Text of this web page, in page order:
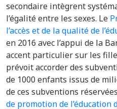
secondaire intègrent
l’égalité entre les sexes. Le
l’accès et de la qualité de
en 2016 avec l’appui de la
accent particulier sur les
prévoit accorder des
de 1000 enfants issus de
de ces subventions
de promotion de l’éducation